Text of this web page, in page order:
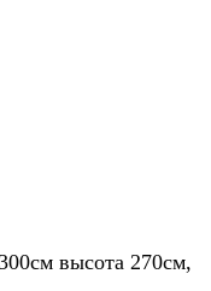
высота 270см,